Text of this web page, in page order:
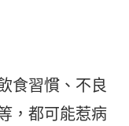
食習慣、不良
，都可能惹病